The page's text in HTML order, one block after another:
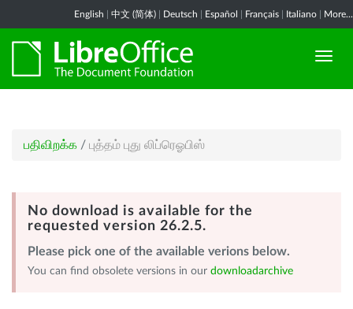
English 中文 (简体) Deutsch Español Français Italiano More...
பதிவிறக்க / புத்தம் புது லிப்ரெஓபிஸ்
No download is available for the
requested version 26.2.5.
Please pick one of the available verions below.
You can find obsolete versions in our downloadarchive